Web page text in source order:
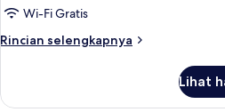
Tempat
Tidur
Queen
Boulevard
Wi-Fi Gratis
Rincian selengkapnya
Rincian
Kamar
Lihat